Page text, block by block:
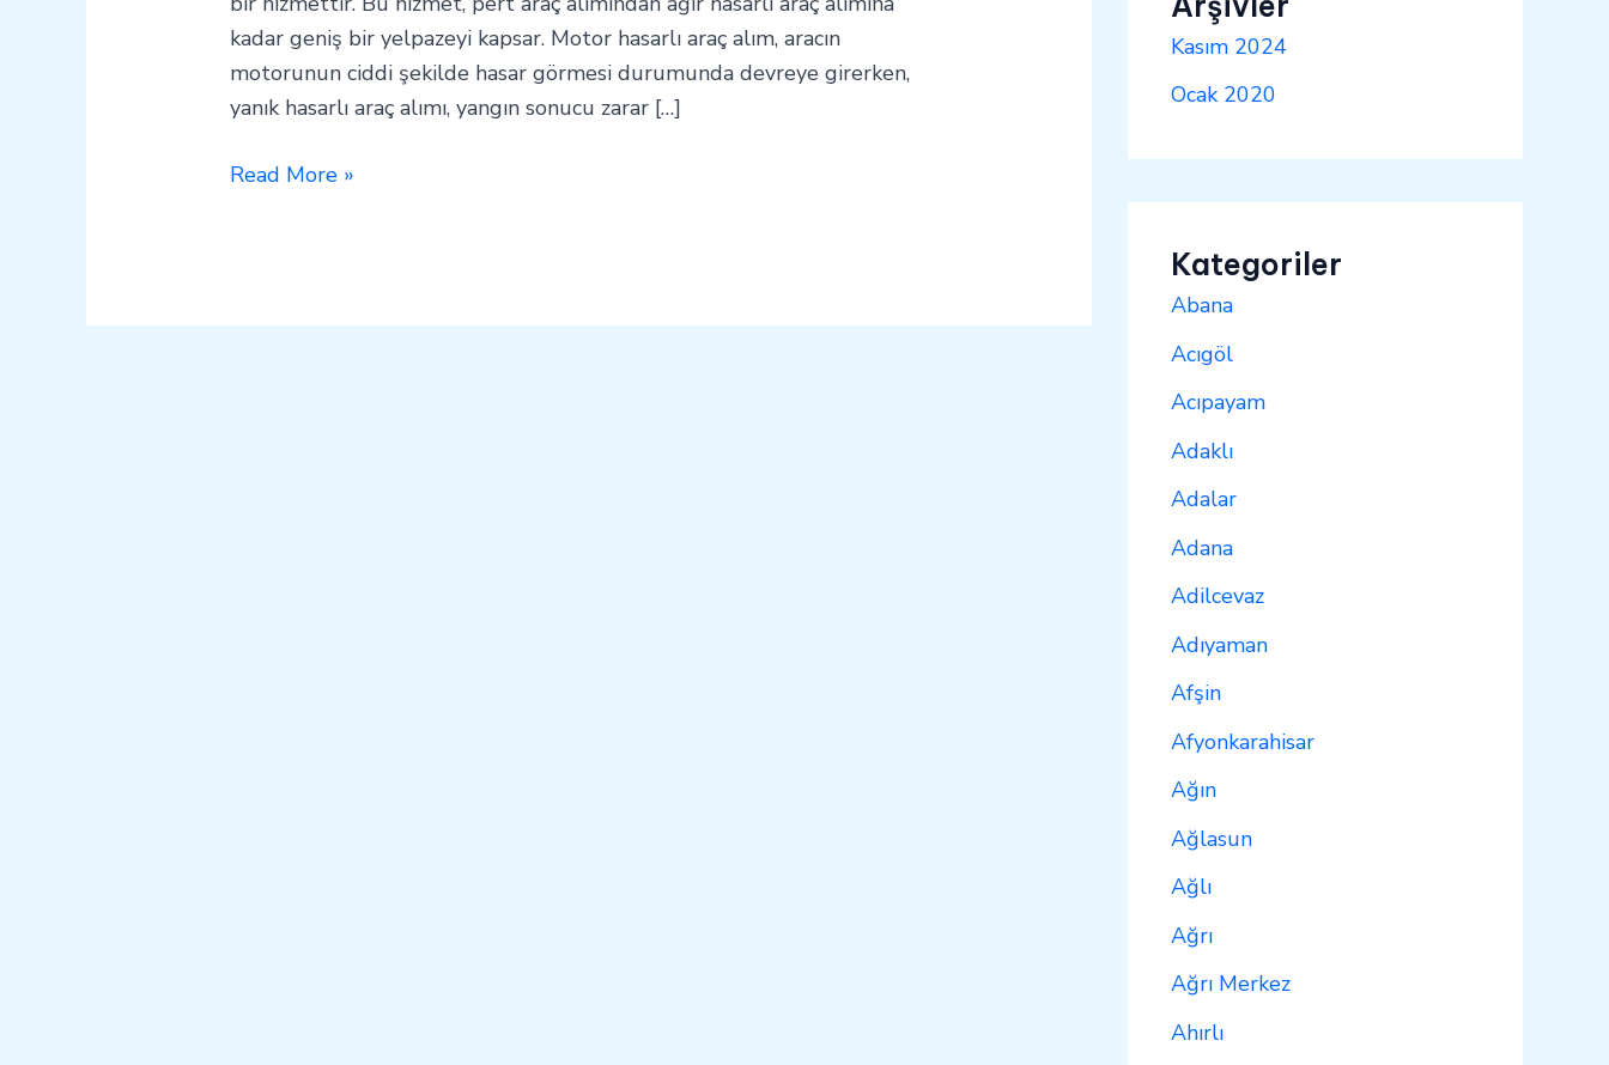
kadar geniş bir yelpazeyi kapsar. Motor hasarlı araç alım, aracın
motorunun ciddi şekilde hasar görmesi durumunda devreye girerken,
yanık hasarlı araç alımı, yangın sonucu zarar […]
Read More »
Kasım 2024
Ocak 2020
Kategoriler
Abana
Acıgöl
Acıpayam
Adaklı
Adalar
Adana
Adilcevaz
Adıyaman
Afşin
Afyonkarahisar
Ağın
Ağlasun
Ağlı
Ağrı
Ağrı Merkez
Ahırlı